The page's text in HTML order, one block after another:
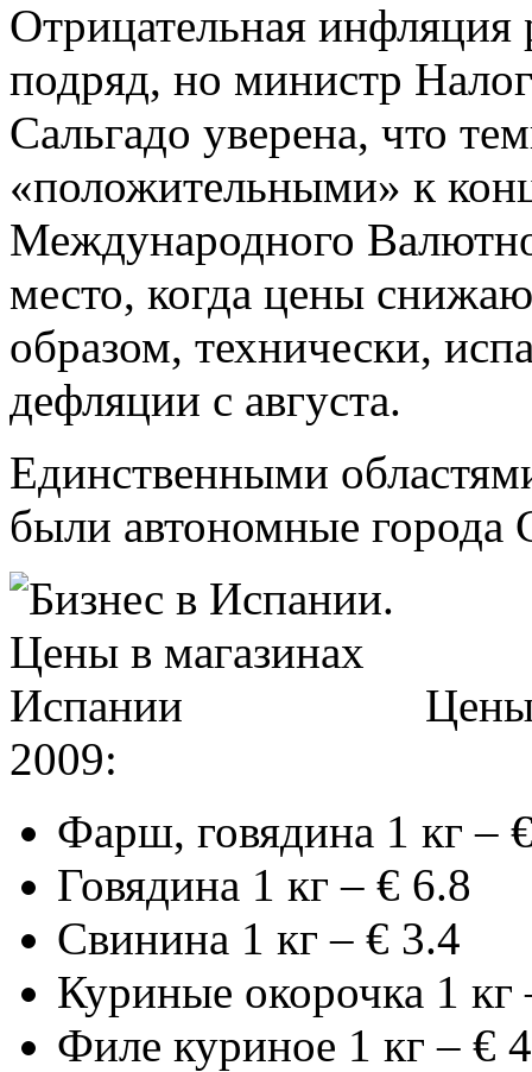
Отрицательная инфляция
подряд, но министр
Сальгадо уверена, что
«положительными» к
Международного
место, когда цены
образом, технически,
дефляции с августа.
Единственными
были автономные
2009:
Фарш, говядина 1 кг –
Говядина 1 кг – € 6.8
Свинина 1 кг – € 3.4
Куриные окорочка 1 кг
Филе куриное 1 кг – €